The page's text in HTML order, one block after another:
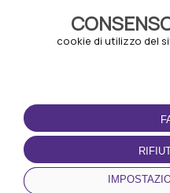
cookie di utilizzo del
CONDIZIONI D'USO
Termini e Condizioni
Politica sulla riservatezza
Gestione dei Cookie